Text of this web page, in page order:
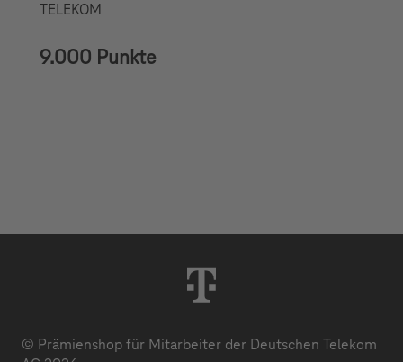
TELEKOM
9.000 Punkte
© Prämienshop für Mitarbeiter der Deutschen Telekom